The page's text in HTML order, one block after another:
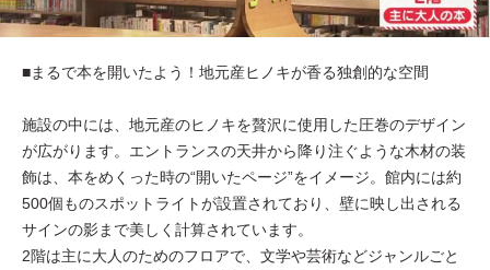
■まるで本を開いたよう！地元産ヒノキが香る独創的な空間
施設の中には、地元産のヒノキを贅沢に使用した圧巻のデザイン
が広がります。エントランスの天井から降り注ぐような木材の装
飾は、本をめくった時の“開いたページ”をイメージ。館内には約
500個ものスポットライトが設置されており、壁に映し出される
サインの影まで美しく計算されています。
2階は主に大人のためのフロアで、文学や芸術などジャンルごと